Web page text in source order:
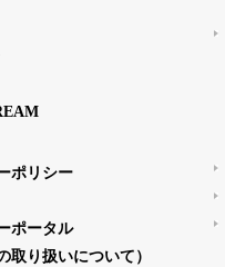
ポリシー
ポータル
取り扱いについて）